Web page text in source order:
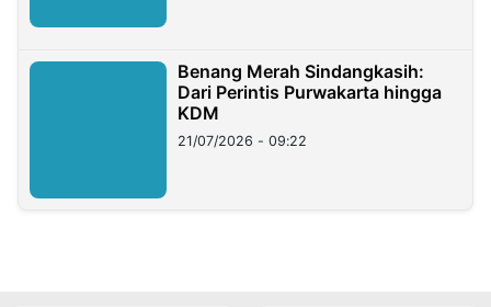
Benang Merah Sindangkasih:
Dari Perintis Purwakarta hingga
KDM
21/07/2026 - 09:22